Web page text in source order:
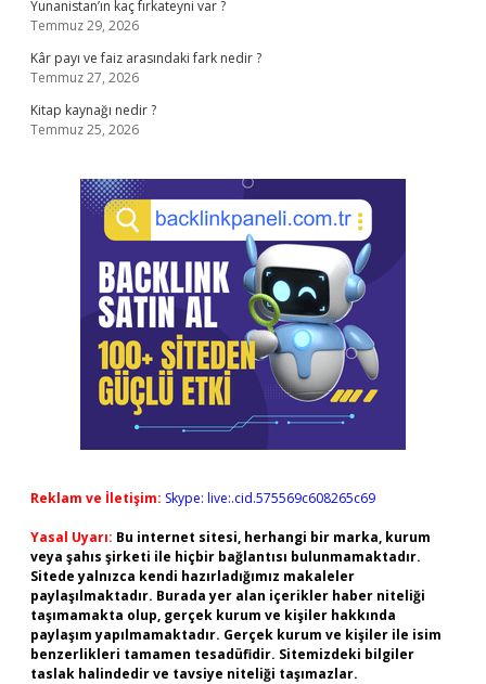
Yunanistan’ın kaç fırkateyni var ?
Temmuz 29, 2026
Kâr payı ve faiz arasındaki fark nedir ?
Temmuz 27, 2026
Kitap kaynağı nedir ?
Temmuz 25, 2026
Reklam ve İletişim: Skype: live:.cid.575569c608265c69
Yasal Uyarı: Bu internet sitesi, herhangi bir marka, kurum
veya şahıs şirketi ile hiçbir bağlantısı bulunmamaktadır.
Sitede yalnızca kendi hazırladığımız makaleler
paylaşılmaktadır. Burada yer alan içerikler haber niteliği
taşımamakta olup, gerçek kurum ve kişiler hakkında
paylaşım yapılmamaktadır. Gerçek kurum ve kişiler ile isim
benzerlikleri tamamen tesadüfidir. Sitemizdeki bilgiler
taslak halindedir ve tavsiye niteliği taşımazlar.